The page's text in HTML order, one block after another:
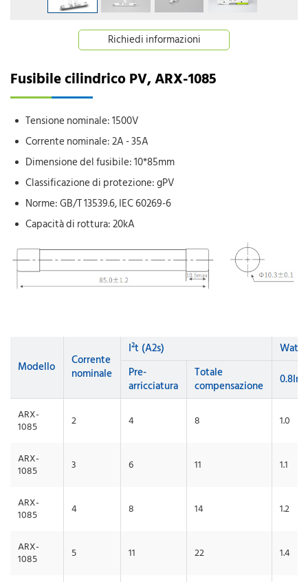
Richiedi informazioni
Fusibile cilindrico PV, ARX-1085
Tensione nominale: 1500V
Corrente nominale: 2A - 35A
Dimensione del fusibile: 10*85mm
Classificazione di protezione: gPV
Norme: GB/T 13539.6, IEC 60269-6
Capacità di rottura: 20kA
Modello
Corrente
nominale
I²t (A2s)
Watt
Pre-
arricciatura
Totale
compensazione
0.8In
ARX-
1085 2 4 8 1.0
ARX-
1085 3 6 11 1.1
ARX-
1085 4 8 14 1.2
ARX-
1085 5 11 22 1.4